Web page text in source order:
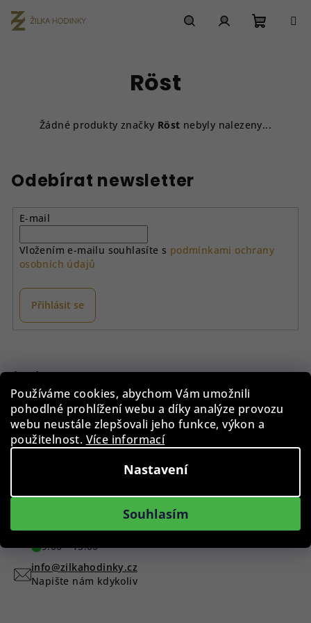
Používáme cookies, abychom Vám umožnili
pohodlné prohlížení webu a díky analýze provozu
webu neustále zlepšovali jeho funkce, výkon a
použitelnost. Více informací
Nastavení
Souhlasím
na
obsah
Röst
Žádné produkty značky Röst nebyly nalezeny...
Odebírat newsletter
E-mail
Vložením e-mailu souhlasíte s podmínkami ochrany
osobních údajů
Přihlásit se
p
a
Instagram
Sledovat na Instagramu
+420 775 955 998
9:00 - 15:00
info@zilkahodinky.cz
Napište nám kdykoliv